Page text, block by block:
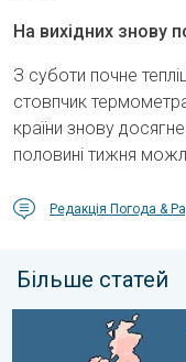
На вихідних знову
З суботи почне
стовпчик термометра
країни знову
половині тижня
Редакція Погода &
Більше статей
Значні контрасти